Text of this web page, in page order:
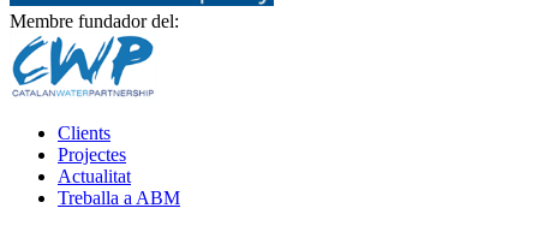
Membre fundador del:
Clients
Projectes
Actualitat
Treballa a ABM